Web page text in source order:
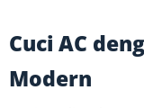
Cuci AC
Modern